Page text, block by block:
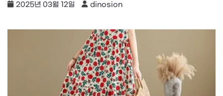
2025년 03월 12일 dinosion